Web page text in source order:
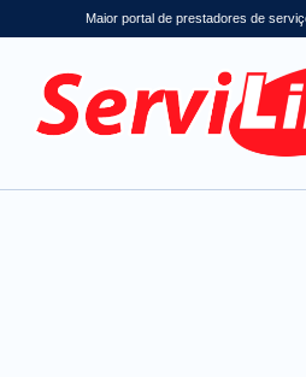
Maior portal de prestadores de